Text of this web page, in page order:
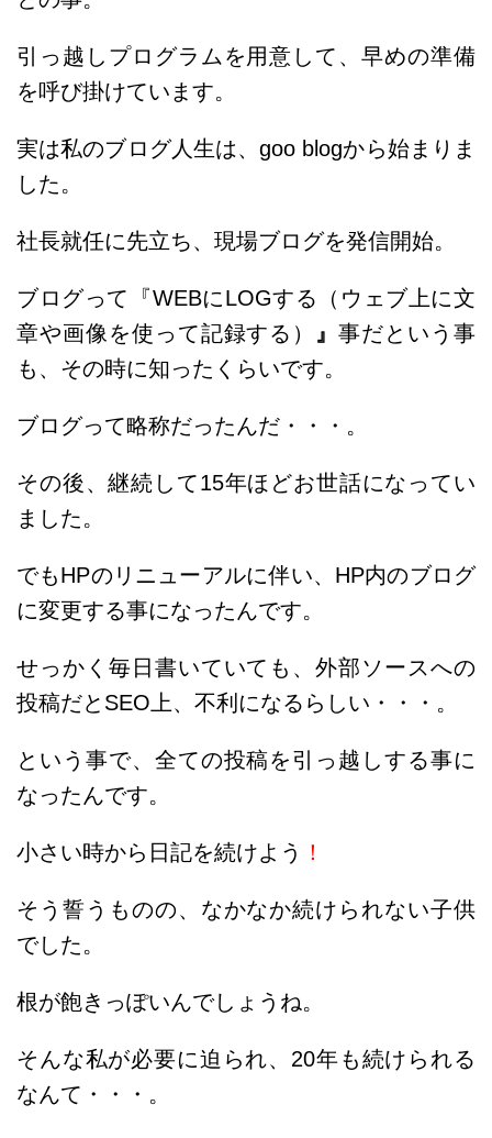
引っ越しプログラムを用意して、早めの準備
を呼び掛けています。
実は私のブログ人生は、goo blogから始まりま
した。
社長就任に先立ち、現場ブログを発信開始。
ブログって『WEBにLOGする（ウェブ上に文
章や画像を使って記録する） 』事だという事
も、その時に知ったくらいです。
ブログって略称だったんだ・・・。
その後、継続して15年ほどお世話になってい
ました。
でもHPのリニューアルに伴い、HP内のブログ
に変更する事になったんです。
せっかく毎日書いていても、外部ソースへの
投稿だとSEO上、不利になるらしい・・・。
という事で、全ての投稿を引っ越しする事に
なったんです。
小さい時から日記を続けよう ！
そう誓うものの、なかなか続けられない子供
でした。
根が飽きっぽいんでしょうね。
そんな私が必要に迫られ、20年も続けられる
なんて・・・。